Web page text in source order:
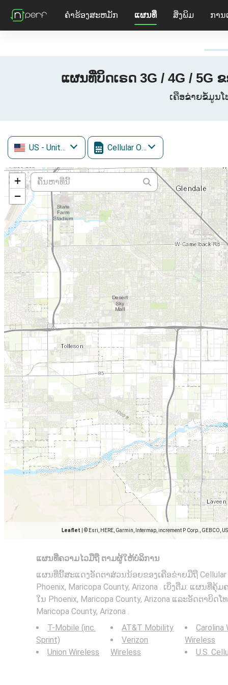
ຄໍາຮ້ອງສະຫມັກ ແຜນທີ່ ສິ່ງພິມ ການ
ແຜນທີ່ບິດເຣດ 3G / 4G / 5G
ເຄືອຂ່າຍຂໍ້ມູນໂ
US - United States Cellular One
+
−
Leaflet © Esri, HERE, Garmin, Intermap, increment P Corp., GEBCO,
ແຜນທີ່ຄວາມໄວມືຖື ຕາມຜູ້ໃຫ້ບໍລິການ
ແຜນທີ່ນີ້ສະແດງອັດຕາສ່ວນນ້ອຍຂອງເຄືອຂ່າຍມືຖື Cellular
Phoenix, Maricopa County, Arizona . ເບິ່ງຕື່ມ: ແຜນທີ່ຄຸ້
ໃນ Phoenix, Maricopa County, Arizona ແລະອັດຕາບິດໂ
Maricopa County, Arizona .
T-Mobile (inc.
Sprint)
Union Wireless
AT&T Mobility
Verizon
Wireless
Carolina
Wireless
U.S.